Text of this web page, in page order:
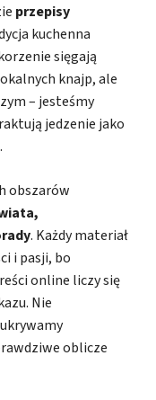
przepisy
kuchenna
sięgają
knajp, ale
– jesteśmy
jedzenie jako
obszarów
. Każdy materiał
i pasji, bo
online liczy się
Nie
oblicze